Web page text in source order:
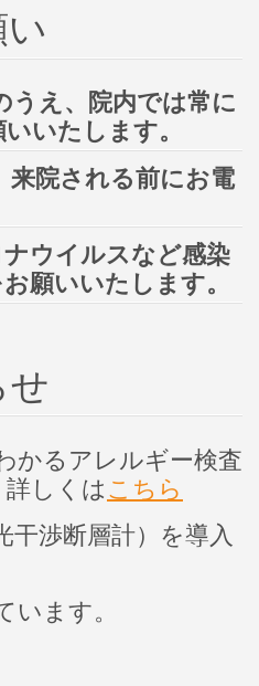
え、院内では常に
いたします。
院される前にお電
ウイルスなど感染
願いいたします。
るアレルギー検査
しくはこちら
渉断層計）を導入
ます。